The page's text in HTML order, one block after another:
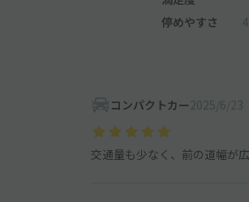
停めやすさ
コンパクトカー 2025/6/23
交通量も少なく、前の道幅が